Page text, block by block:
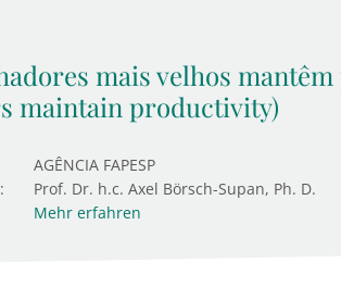
mais velhos
maintain productivity)
AGÊNCIA FAPESP
Prof. Dr. h.c. Axel Börsch-Supan, Ph. D.
Mehr erfahren